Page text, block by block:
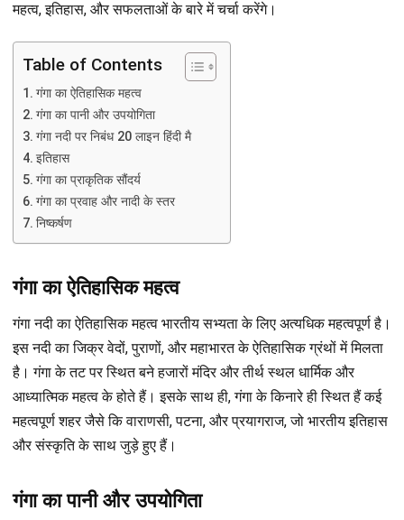
महत्व, इतिहास, और सफलताओं के बारे में चर्चा करेंगे।
Table of Contents
गंगा का ऐतिहासिक महत्व
गंगा का पानी और उपयोगिता
गंगा नदी पर निबंध 20 लाइन हिंदी मै
इतिहास
गंगा का प्राकृतिक सौंदर्य
गंगा का प्रवाह और नादी के स्तर
निष्कर्षण
गंगा का ऐतिहासिक महत्व
गंगा नदी का ऐतिहासिक महत्व भारतीय सभ्यता के लिए अत्यधिक महत्वपूर्ण है।
इस नदी का जिक्र वेदों, पुराणों, और महाभारत के ऐतिहासिक ग्रंथों में मिलता
है। गंगा के तट पर स्थित बने हजारों मंदिर और तीर्थ स्थल धार्मिक और
आध्यात्मिक महत्व के होते हैं। इसके साथ ही, गंगा के किनारे ही स्थित हैं कई
महत्वपूर्ण शहर जैसे कि वाराणसी, पटना, और प्रयागराज, जो भारतीय इतिहास
और संस्कृति के साथ जुड़े हुए हैं।
गंगा का पानी और उपयोगिता